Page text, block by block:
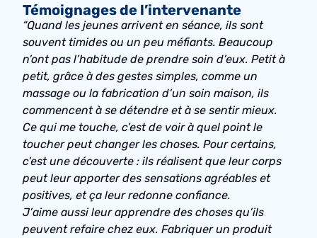
Témoignages de l’intervenante
“Quand les jeunes arrivent en séance, ils sont
souvent timides ou un peu méfiants. Beaucoup
n’ont pas l’habitude de prendre soin d’eux. Petit à
petit, grâce à des gestes simples, comme un
massage ou la fabrication d’un soin maison, ils
commencent à se détendre et à se sentir mieux.
Ce qui me touche, c’est de voir à quel point le
toucher peut changer les choses. Pour certains,
c’est une découverte : ils réalisent que leur corps
peut leur apporter des sensations agréables et
positives, et ça leur redonne confiance.
J’aime aussi leur apprendre des choses qu’ils
peuvent refaire chez eux. Fabriquer un produit